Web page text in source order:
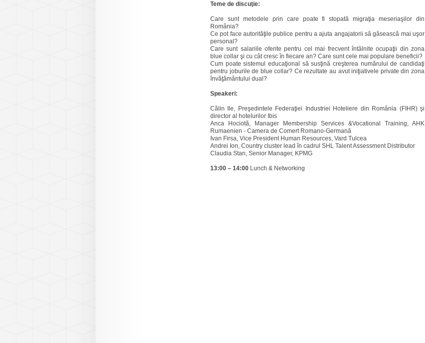
Teme de discuţie:
Care sunt metodele prin care poate fi stopată migraţia meseriaşilor din
România?
Ce pot face autorităţile publice pentru a ajuta angajatorii să găsească mai uşor
personal?
Care sunt salariile oferite pentru cel mai frecvent întâlnite ocupaţii din zona
blue collar şi cu cât cresc în fiecare an? Care sunt cele mai populare beneficii?
Cum poate sistemul educaţional să susţină creşterea numărului de candidaţi
pentru joburile de blue collar? Ce rezultate au avut iniţiativele private din zona
învăţământului dual?
Speakeri:
Călin Ile, Preşedintele Federaţiei Industriei Hoteliere din România (FIHR) şi
director al hotelurilor Ibis
Anca Hociotă, Manager Membership Services &Vocational Training, AHK
Rumaenien - Camera de Comert Romano-Germană
Ivan Firsa, Vice President Human Resources, Vard Tulcea
Andrei Ion, Country cluster lead în cadrul SHL Talent Assessment Distributor
Claudia Stan, Senior Manager, KPMG
13:00 – 14:00 Lunch & Networking